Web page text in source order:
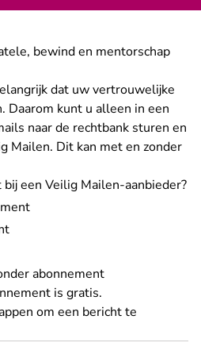
bewind en mentorschap
dat uw vertrouwelijke
Daarom kunt u alleen in een
naar de rechtbank sturen en
Mailen. Dit kan met en zonder
een Veilig Mailen-aanbieder?
abonnement
is gratis.
om een bericht te